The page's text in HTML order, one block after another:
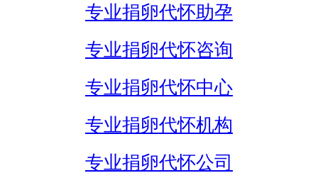
专业捐卵代怀助孕
专业捐卵代怀咨询
专业捐卵代怀中心
专业捐卵代怀机构
专业捐卵代怀公司